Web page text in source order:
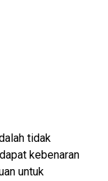
tidak
kebenaran
untuk